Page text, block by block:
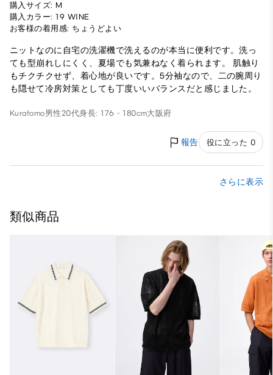
購入サイズ: M
購入カラー: 19 WINE
お客様の着用感: ちょうどよい
ニットなのに自宅の洗濯機で洗えるのが本当に便利です。洗っ
ても型崩れしにくく、夏場でも気兼ねなく着られます。 肌触り
もチクチクせず、着心地が良いです。5分袖なので、二の腕周り
も隠せて冷房対策としても丁度いいバランスだと感じました。
Kuratomo男性20代身長: 176 - 180cm大阪府
報告 役に立った 0
さらに表示
類似商品